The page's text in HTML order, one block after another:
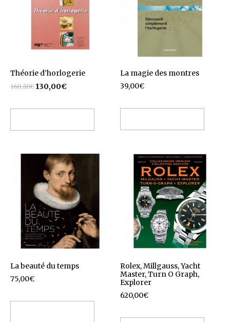
Théorie d’horlogerie
160,80€ 130,00€
La magie des montres
39,00€
La beauté du temps
75,00€
Rolex, Millgauss, Yacht
Master, Turn O Graph,
Explorer
620,00€